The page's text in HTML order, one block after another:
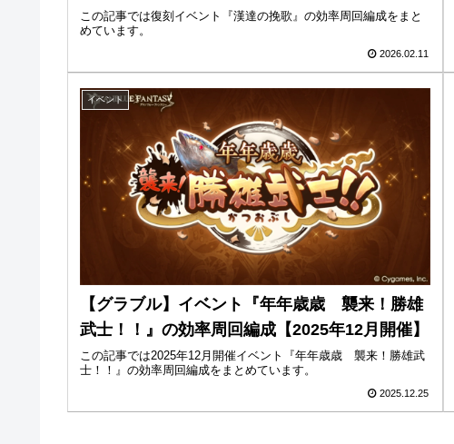
この記事では復刻イベント『漢達の挽歌』の効率周回編成をまと
めています。
2026.02.11
イベント
【グラブル】イベント『年年歳歳 襲来！勝雄
武士！！』の効率周回編成【2025年12月開催】
この記事では2025年12月開催イベント『年年歳歳 襲来！勝雄武
士！！』の効率周回編成をまとめています。
2025.12.25